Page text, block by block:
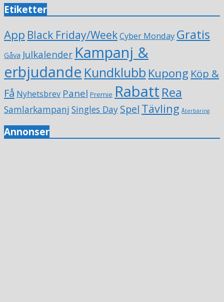
Etiketter
App Black Friday/WeekCyber Monday Gratis
Gåva Julkalender Kampanj &
erbjudande Kundklubb Kupong Köp &
Få Nyhetsbrev Panel Premie Rabatt Rea
Samlarkampanj Singles Day Spel Tävling Återbäring
Annonser